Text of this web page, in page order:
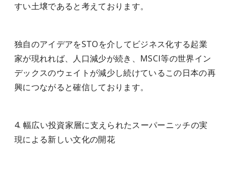
すい土壌であると考えております。
独自のアイデアをSTOを介してビジネス化する起業
家が現れれば、人口減少が続き、MSCI等の世界イン
デックスのウェイトが減少し続けているこの日本の再
興につながると確信しております。
4. 幅広い投資家層に支えられたスーパーニッチの実
現による新しい文化の開花